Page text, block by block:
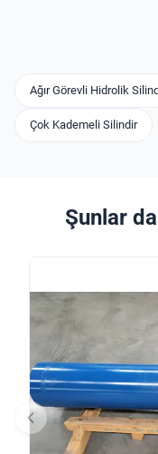
Ağır Görevli Hidrolik
Çok Kademeli Silindir
Şunlar